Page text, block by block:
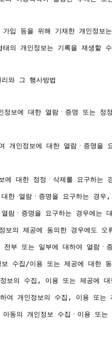
입 등을 위해 기재한 개인정보
의 개인정보는 기록을 재생할
와 그 행사방법
정보에 대한 열람ㆍ증명 또는
개인정보에 대한 열람ㆍ증명
에 대한 정정ㆍ삭제를 요구하
한 열람ㆍ증명을 요구하는 경
람ㆍ증명을 요구하는 경우에는
보의 제공에 동의한 경우에도
전부 또는 일부에 대하여 열람
수집/이용 또는 제공에 대한
보의 수집, 이용 또는 제공에
여 개인정보의 수집, 이용 또
동의 개인정보 수집ㆍ이용 또